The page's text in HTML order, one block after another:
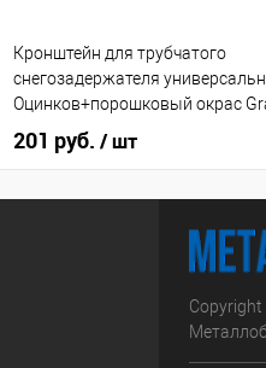
Кронштейн для трубчатого
снегозадержателя
Оцинков+порошковый окрас
201 руб. / шт